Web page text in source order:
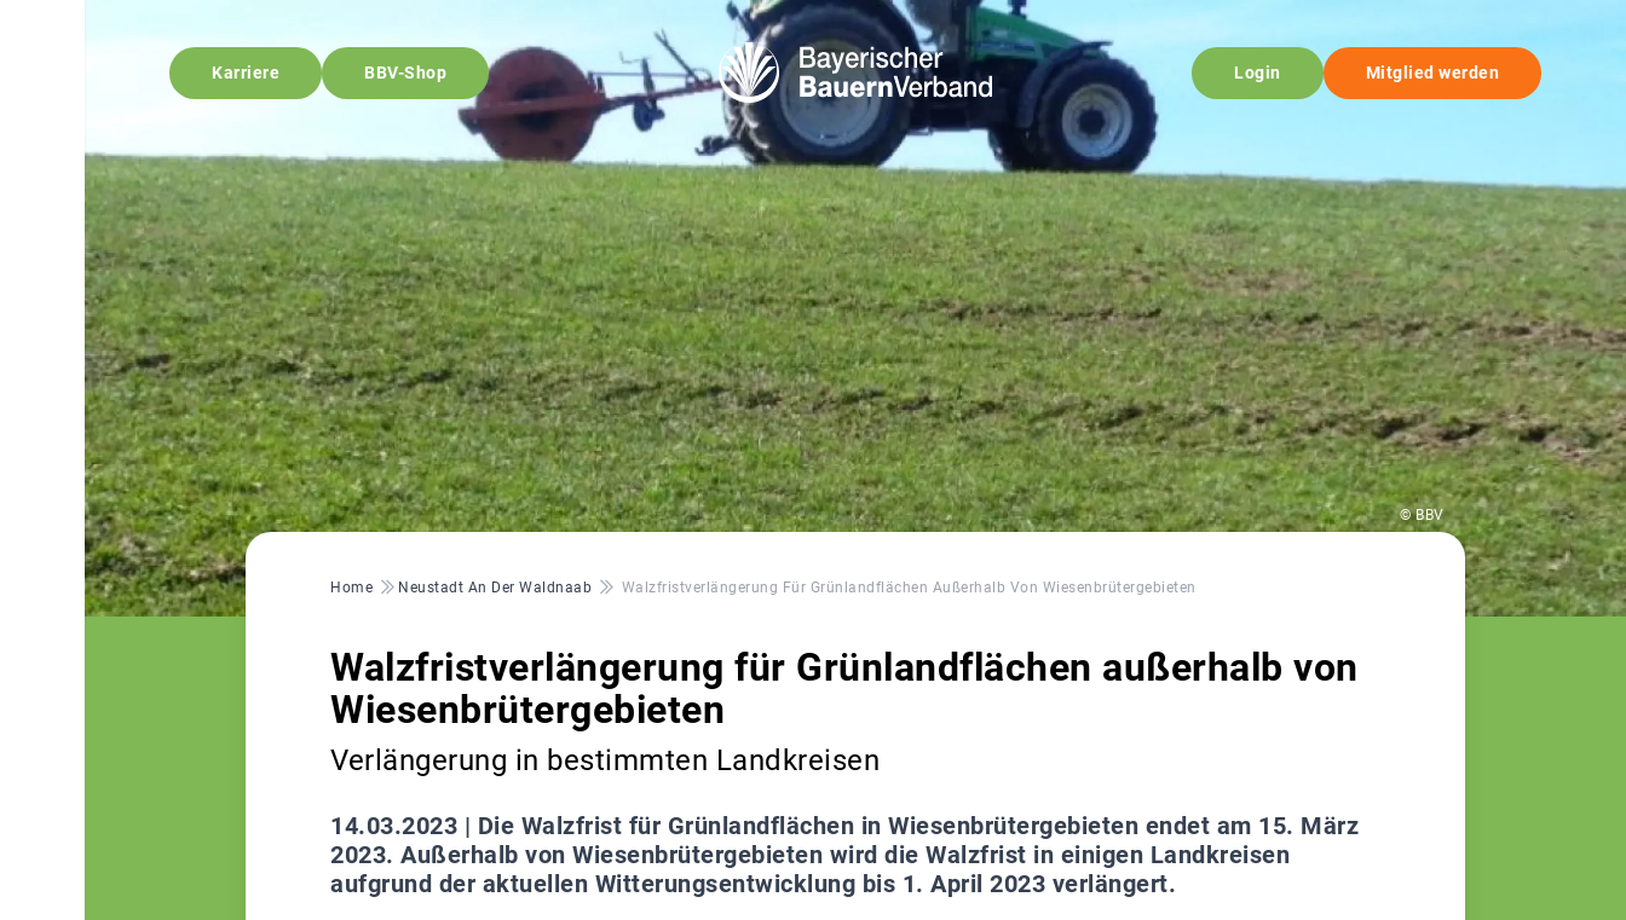
Karriere BBV-Shop Login Mitglied werden
© BBV
Pfadnavigation
Home Neustadt An Der Waldnaab Walzfristverlängerung Für Grünlandflächen Außerhalb Von Wiesenbrütergebieten
Walzfristverlängerung für Grünlandflächen außerhalb von
Wiesenbrütergebieten
Verlängerung in bestimmten Landkreisen
14.03.2023 | Die Walzfrist für Grünlandflächen in Wiesenbrütergebieten endet am 15. März
2023. Außerhalb von Wiesenbrütergebieten wird die Walzfrist in einigen Landkreisen
aufgrund der aktuellen Witterungsentwicklung bis 1. April 2023 verlängert.